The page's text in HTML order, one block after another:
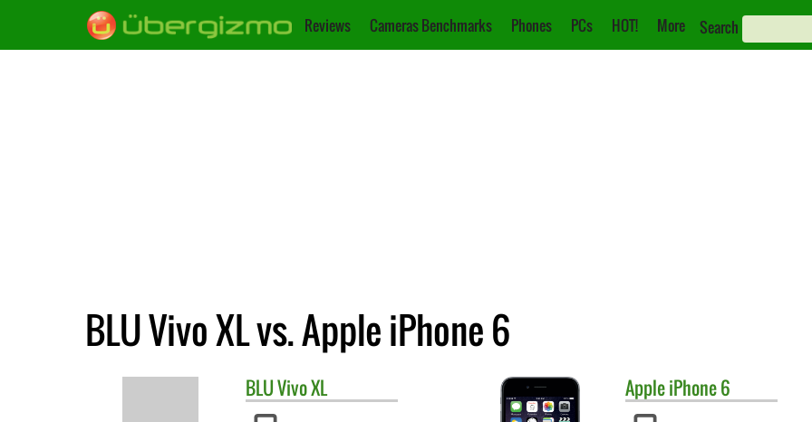
Reviews Cameras Benchmarks Phones PCs HOT! More Search
BLU Vivo XL vs. Apple iPhone 6
BLUVivo XL AppleiPhone 6